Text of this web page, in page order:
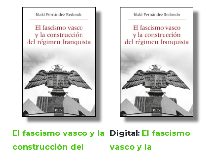
El fascismo vasco y la
construcción del
Digital: El fascismo
vasco y la